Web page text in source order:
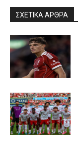
ΣΧΕΤΙΚΆ ΆΡΘΡΑ